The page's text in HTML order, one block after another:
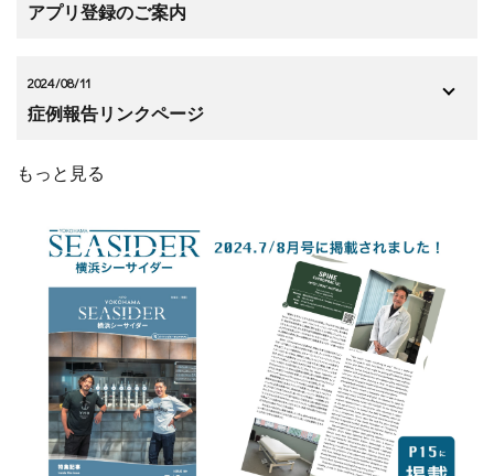
アプリ登録のご案内
2024/08/11
症例報告リンクページ
もっと見る